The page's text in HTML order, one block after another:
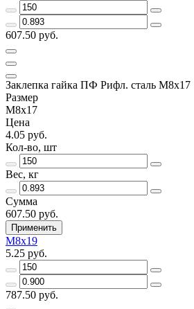
607.50 руб.
Заклепка гайка ПФ Рифл. сталь М8х17
Размер
М8х17
Цена
4.05 руб.
Кол-во, шт
Вес, кг
Сумма
607.50 руб.
Применить
М8х19
5.25 руб.
787.50 руб.